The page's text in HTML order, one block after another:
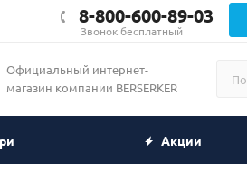
8-800-600-89-03
Звонок бесплатный
Официальный интернет-
магазин компании BERSERKER
Акции